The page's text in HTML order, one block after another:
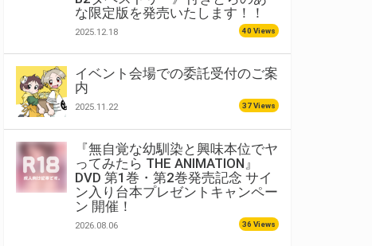
な限定版を発売いたします！！
2025.12.18 40 Views
イベント会場での委託受付のご案
内
2025.11.22 37 Views
『無自覚な幼馴染と興味本位でヤ
ってみたら THE ANIMATION』
DVD 第1巻・第2巻発売記念 サイ
ン入り台本プレゼントキャンペー
ン 開催！
2026.08.06 36 Views